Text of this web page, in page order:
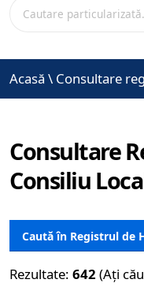
Acasă \ Consultare
Consultare
Consiliu
Caută în Registrul de
Rezultate: 642 (Ați